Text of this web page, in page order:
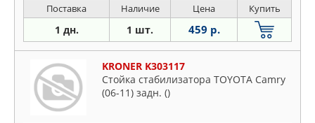
Поставка Наличие Цена Купить
1 дн. 1 шт. 459 р.
KRONER K303117
Стойка стабилизатора TOYOTA Camry
(06-11) задн. ()